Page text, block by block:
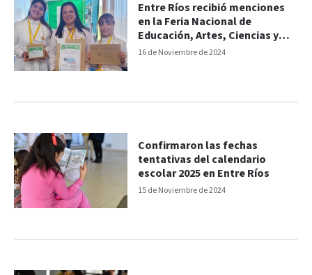
16 de Noviembre de 2024
Entre Ríos recibió menciones
en la Feria Nacional de
Educación, Artes, Ciencias y
Tecnología
15 de Noviembre de 2024
Confirmaron las fechas
tentativas del calendario
escolar 2025 en Entre Ríos